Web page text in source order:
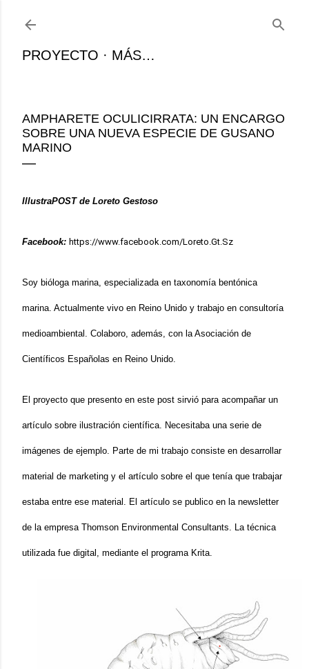
Ir al contenido principal
PROYECTO MÁS…
AMPHARETE OCULICIRRATA: UN ENCARGO
SOBRE UNA NUEVA ESPECIE DE GUSANO
MARINO
IllustraPOST de Loreto Gestoso
Facebook: https://www.facebook.com/Loreto.Gt.Sz
Soy bióloga marina, especializada en taxonomía bentónica
marina. Actualmente vivo en Reino Unido y trabajo en consultoría
medioambiental. Colaboro, además, con la Asociación de
Científicos Españolas en Reino Unido.
El proyecto que presento en este post sirvió para acompañar un
artículo sobre ilustración científica. Necesitaba una serie de
imágenes de ejemplo. Parte de mi trabajo consiste en desarrollar
material de marketing y el artículo sobre el que tenía que trabajar
estaba entre ese material. El artículo se publico en la newsletter
de la empresa Thomson Environmental Consultants. La técnica
utilizada fue digital, mediante el programa Krita.